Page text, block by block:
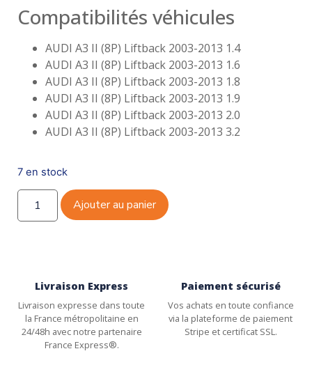
Compatibilités véhicules
AUDI A3 II (8P) Liftback 2003-2013 1.4
AUDI A3 II (8P) Liftback 2003-2013 1.6
AUDI A3 II (8P) Liftback 2003-2013 1.8
AUDI A3 II (8P) Liftback 2003-2013 1.9
AUDI A3 II (8P) Liftback 2003-2013 2.0
AUDI A3 II (8P) Liftback 2003-2013 3.2
7 en stock
Ajouter au panier
Livraison Express
Livraison expresse dans toute
la France métropolitaine en
24/48h avec notre partenaire
France Express®.
Paiement sécurisé
Vos achats en toute confiance
via la plateforme de paiement
Stripe et certificat SSL.